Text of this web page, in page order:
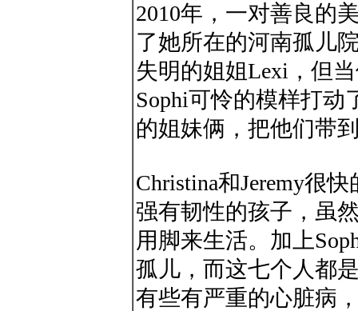
2010年，一对善良的
了她所在的河南孤儿
失明的姐姐Lexi，但
Sophi可怜的模样打动
的姐妹俩，把他们带
Christina和Jeremy很
强有韧性的孩子，虽
用脚来生活。加上
孤儿，而这七个人都
有些有严重的心脏病